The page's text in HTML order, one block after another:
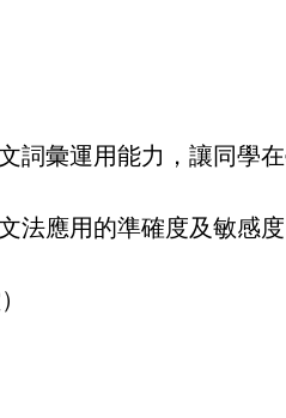
詞彙運用能力，讓同學
法應用的準確度及敏感度